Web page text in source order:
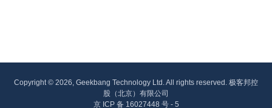
Copyright © 2026, Geekbang Technology Ltd. All rights reserved. 极客邦控
股（北京）有限公司
京 ICP 备 16027448 号 - 5